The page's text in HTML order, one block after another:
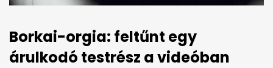
Borkai-orgia: feltűnt egy
árulkodó testrész a videóban